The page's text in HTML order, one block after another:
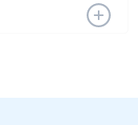
appelez